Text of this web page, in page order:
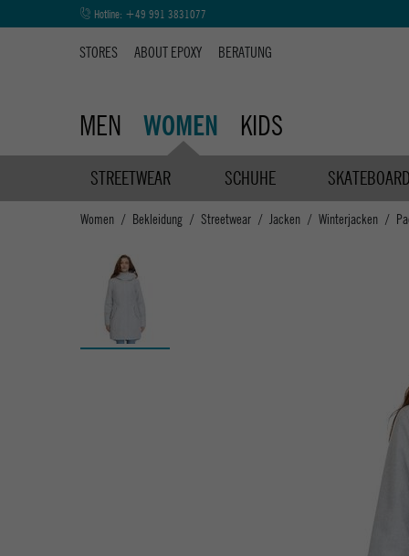
Hotline: +49 991 3831077
STORES ABOUT EPOXY BERATUNG
MEN WOMEN KIDS
STREETWEAR SCHUHE
Women Bekleidung Streetwear Jacken Winterjacken